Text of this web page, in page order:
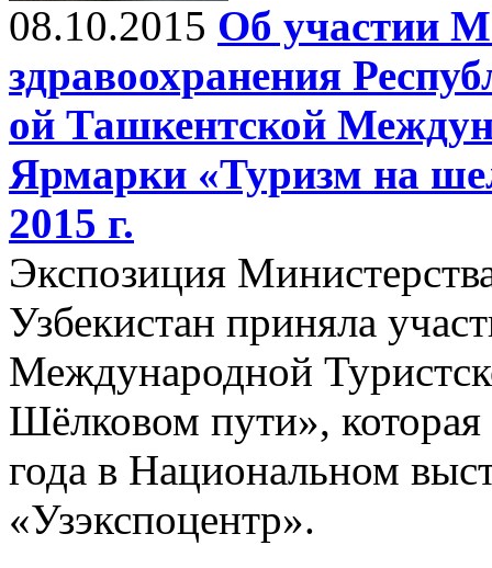
08.10.2015 Об участии
здравоохранения
ой Ташкентской
Ярмарки «Туризм на
2015 г.
Экспозиция
Узбекистан приняла
Международной
Шёлковом пути», которая
года в Национальном
«Узэкспоцентр».